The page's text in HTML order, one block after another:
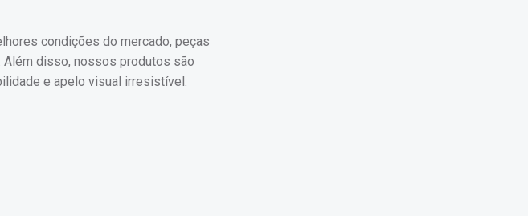
condições do mercado, peças
Além disso, nossos produtos são
e apelo visual irresistível.